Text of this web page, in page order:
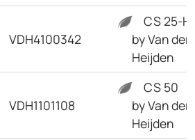
VDH4100342
CS 25-H
by Van der
Heijden
VDH1101108
CS 50
by Van der
Heijden